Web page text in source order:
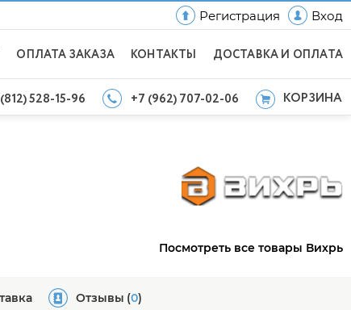
Регистрация Вход
ОПЛАТА ЗАКАЗА КОНТАКТЫ ДОСТАВКА И ОПЛАТА
528-15-96 +7 (962) 707-02-06 КОРЗИНА
Посмотреть все товары Вихрь
Отзывы (0)